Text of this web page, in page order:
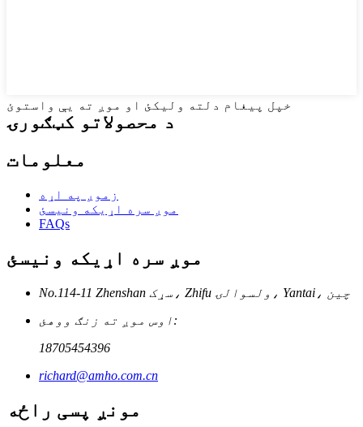
خپل پیغام دلته ولیکئ او موږ ته یې واستوئ
د محصولاتو کټګورۍ
معلومات
زموږ په اړه
موږ سره اړیکه ونیسئ
FAQs
موږ سره اړیکه ونیسئ
No.114-11 Zhenshan سړک، Zhifu ولسوالۍ، Yantai، چین
اوس موږ ته زنګ ووهئ:
18705454396
richard@amho.com.cn
مونږ پسی راځه